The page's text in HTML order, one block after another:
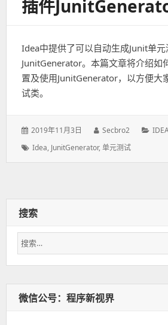
插件
Idea中提供了可以自动生成Junit单元
JunitGenerator。本篇文章将介绍如
置及使用JunitGenerator，以方便大
试类。
发
于：
2019年11月3日
作
者：
Secbro2
分
标
Idea, JunitGenerator,单元测试
搜索
搜
索：
微信公号：程序新视界